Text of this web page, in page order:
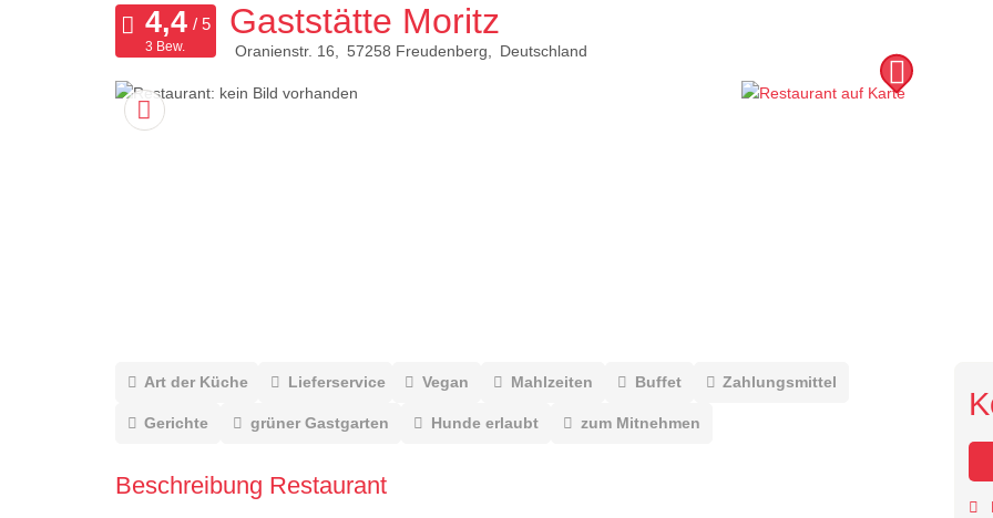
Gaststätte Moritz
Oranienstr. 16 57258 Freudenberg Deutschland
3 Bew.
Art der Küche Lieferservice Vegan Mahlzeiten Buffet Zahlungsmittel
Gerichte grüner Gastgarten Hunde erlaubt zum Mitnehmen
Beschreibung Restaurant